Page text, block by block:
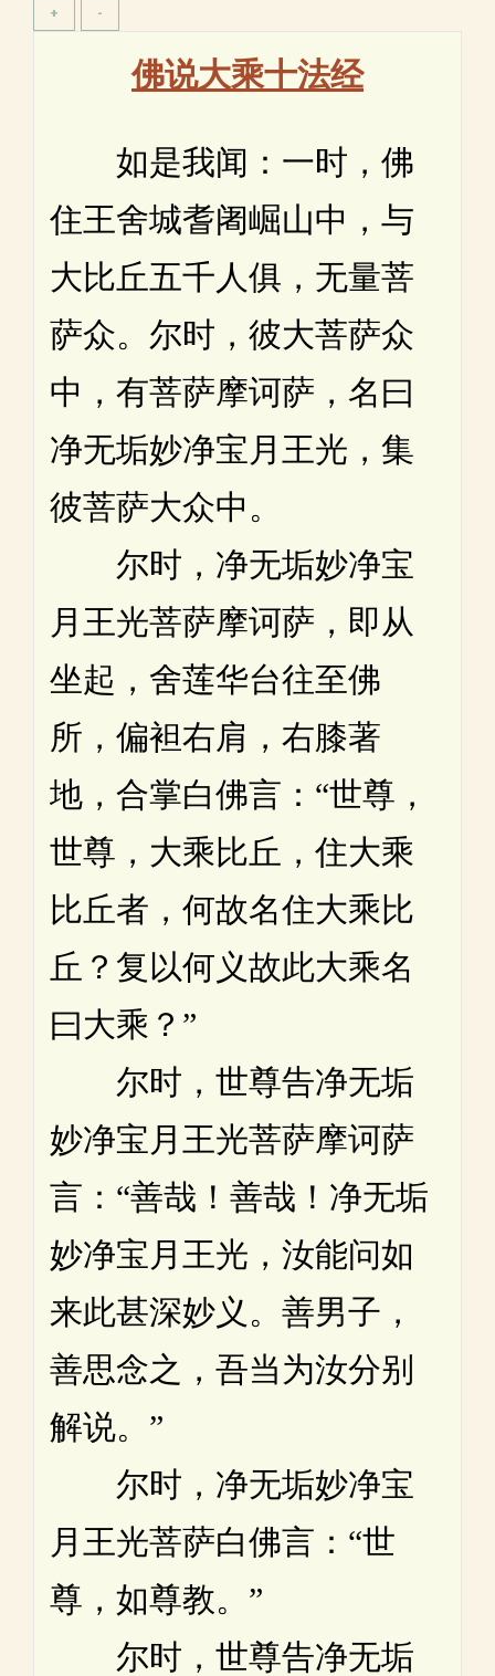
佛说大乘十法经
如是我闻：一时，佛
住王舍城耆阇崛山中，与
大比丘五千人俱，无量菩
萨众。尔时，彼大菩萨众
中，有菩萨摩诃萨，名曰
净无垢妙净宝月王光，集
彼菩萨大众中。
尔时，净无垢妙净宝
月王光菩萨摩诃萨，即从
坐起，舍莲华台往至佛
所，偏袒右肩，右膝著
地，合掌白佛言：“世尊，
世尊，大乘比丘，住大乘
比丘者，何故名住大乘比
丘？复以何义故此大乘名
曰大乘？”
尔时，世尊告净无垢
妙净宝月王光菩萨摩诃萨
言：“善哉！善哉！净无垢
妙净宝月王光，汝能问如
来此甚深妙义。善男子，
善思念之，吾当为汝分别
解说。”
尔时，净无垢妙净宝
月王光菩萨白佛言：“世
尊，如尊教。”
尔时，世尊告净无垢